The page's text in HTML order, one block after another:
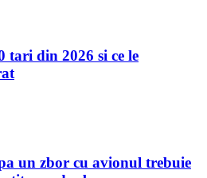
tari din 2026 si ce le
un zbor cu avionul trebuie